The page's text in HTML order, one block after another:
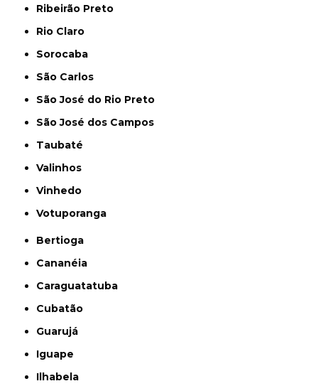
Ribeirão Preto
Rio Claro
Sorocaba
São Carlos
São José do Rio Preto
São José dos Campos
Taubaté
Valinhos
Vinhedo
Votuporanga
Bertioga
Cananéia
Caraguatatuba
Cubatão
Guarujá
Iguape
Ilhabela